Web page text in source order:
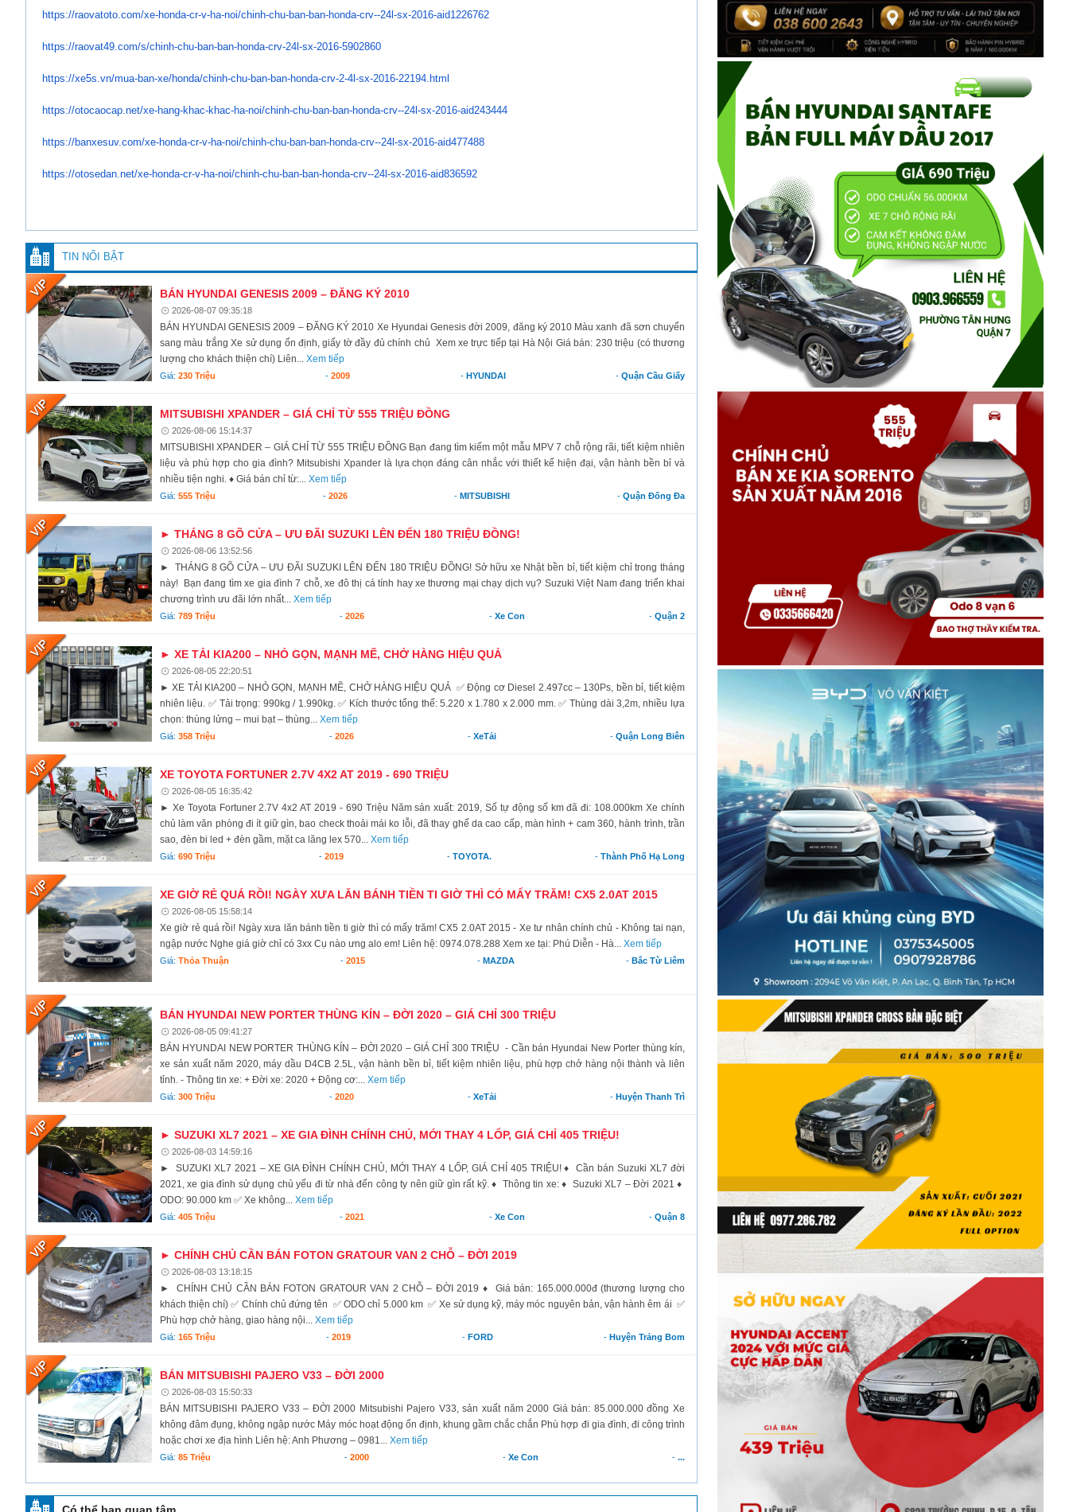
https://raovatoto.com/xe-honda-cr-v-ha-noi/chinh-chu-ban-ban-honda-crv--24l-sx-2016-aid1226762
https://raovat49.com/s/chinh-chu-ban-ban-honda-crv-24l-sx-2016-5902860
https://xe5s.vn/mua-ban-xe/honda/chinh-chu-ban-ban-honda-crv-2-4l-sx-2016-22194.html
https://otocaocap.net/xe-hang-khac-khac-ha-noi/chinh-chu-ban-ban-honda-crv--24l-sx-2016-aid243444
https://banxesuv.com/xe-honda-cr-v-ha-noi/chinh-chu-ban-ban-honda-crv--24l-sx-2016-aid477488
https://otosedan.net/xe-honda-cr-v-ha-noi/chinh-chu-ban-ban-honda-crv--24l-sx-2016-aid836592
TIN NỔI BẬT
BÁN HYUNDAI GENESIS 2009 – ĐĂNG KÝ 2010
2026-08-07 09:35:18
BÁN HYUNDAI GENESIS 2009 – ĐĂNG KÝ 2010 Xe Hyundai Genesis đời 2009, đăng ký 2010 Màu xanh đã sơn chuyển
sang màu trắng Xe sử dụng ổn định, giấy tờ đầy đủ chính chủ Xem xe trực tiếp tại Hà Nội Giá bán: 230 triệu (có thương
lượng cho khách thiện chí) Liên... Xem tiếp
Giá: 230 Triệu -2009 - HYUNDAI - Quận Cầu Giấy
MITSUBISHI XPANDER – GIÁ CHỈ TỪ 555 TRIỆU ĐỒNG
2026-08-06 15:14:37
MITSUBISHI XPANDER – GIÁ CHỈ TỪ 555 TRIỆU ĐỒNG Bạn đang tìm kiếm một mẫu MPV 7 chỗ rộng rãi, tiết kiệm nhiên
liệu và phù hợp cho gia đình? Mitsubishi Xpander là lựa chọn đáng cân nhắc với thiết kế hiện đại, vận hành bền bỉ và
nhiều tiện nghi. ♦ Giá bán chỉ từ:... Xem tiếp
Giá: 555 Triệu - 2026 - MITSUBISHI - Quận Đống Đa
► THÁNG 8 GÕ CỬA – ƯU ĐÃI SUZUKI LÊN ĐẾN 180 TRIỆU ĐỒNG!
2026-08-06 13:52:56
► THÁNG 8 GÕ CỬA – ƯU ĐÃI SUZUKI LÊN ĐẾN 180 TRIỆU ĐỒNG! Sở hữu xe Nhật bền bỉ, tiết kiệm chỉ trong tháng
này! Bạn đang tìm xe gia đình 7 chỗ, xe đô thị cá tính hay xe thương mại chạy dịch vụ? Suzuki Việt Nam đang triển khai
chương trình ưu đãi lớn nhất... Xem tiếp
Giá: 789 Triệu -2026 - Xe Con - Quận 2
► XE TẢI KIA200 – NHỎ GỌN, MẠNH MẼ, CHỞ HÀNG HIỆU QUẢ
2026-08-05 22:20:51
► XE TẢI KIA200 – NHỎ GỌN, MẠNH MẼ, CHỞ HÀNG HIỆU QUẢ ✅ Động cơ Diesel 2.497cc – 130Ps, bền bỉ, tiết kiệm
nhiên liệu. ✅ Tải trọng: 990kg / 1.990kg. ✅ Kích thước tổng thể: 5.220 x 1.780 x 2.000 mm. ✅ Thùng dài 3,2m, nhiều lựa
chọn: thùng lửng – mui bạt – thùng... Xem tiếp
Giá: 358 Triệu - 2026 - XeTải - Quận Long Biên
XE TOYOTA FORTUNER 2.7V 4X2 AT 2019 - 690 TRIỆU
2026-08-05 16:35:42
► Xe Toyota Fortuner 2.7V 4x2 AT 2019 - 690 Triệu Năm sản xuất: 2019, Số tự động số km đã đi: 108.000km Xe chính
chủ làm văn phòng đi ít giữ gìn, bao check thoải mái ko lỗi, đã thay ghế da cao cấp, màn hình + cam 360, hành trình, trần
sao, đèn bi led + đèn gầm, mặt ca lăng lex 570... Xem tiếp
Giá: 690 Triệu - 2019 - TOYOTA. - Thành Phố Hạ Long
XE GIỜ RẺ QUÁ RỒI! NGÀY XƯA LĂN BÁNH TIỀN TI GIỜ THÌ CÓ MẤY TRĂM! CX5 2.0AT 2015
2026-08-05 15:58:14
Xe giờ rẻ quá rồi! Ngày xưa lăn bánh tiền ti giờ thì có mấy trăm! CX5 2.0AT 2015 - Xe tư nhân chính chủ - Không tai nạn,
ngập nước Nghe giá giờ chỉ có 3xx Cụ nào ưng alo em! Liên hệ: 0974.078.288 Xem xe tại: Phú Diễn - Hà... Xem tiếp
Giá: Thỏa Thuận -2015 - MAZDA - Bắc Từ Liêm
BÁN HYUNDAI NEW PORTER THÙNG KÍN – ĐỜI 2020 – GIÁ CHỈ 300 TRIỆU
2026-08-05 09:41:27
BÁN HYUNDAI NEW PORTER THÙNG KÍN – ĐỜI 2020 – GIÁ CHỈ 300 TRIỆU - Cần bán Hyundai New Porter thùng kín,
xe sản xuất năm 2020, máy dầu D4CB 2.5L, vận hành bền bỉ, tiết kiệm nhiên liệu, phù hợp chở hàng nội thành và liên
tỉnh. - Thông tin xe: + Đời xe: 2020 + Động cơ:... Xem tiếp
Giá: 300 Triệu - 2020 - XeTải - Huyện Thanh Trì
► SUZUKI XL7 2021 – XE GIA ĐÌNH CHÍNH CHỦ, MỚI THAY 4 LỐP, GIÁ CHỈ 405 TRIỆU!
2026-08-03 14:59:16
► SUZUKI XL7 2021 – XE GIA ĐÌNH CHÍNH CHỦ, MỚI THAY 4 LỐP, GIÁ CHỈ 405 TRIỆU! ♦ Cần bán Suzuki XL7 đời
2021, xe gia đình sử dụng chủ yếu đi từ nhà đến công ty nên giữ gìn rất kỹ. ♦ Thông tin xe: ♦ Suzuki XL7 – Đời 2021 ♦
ODO: 90.000 km ✅ Xe không... Xem tiếp
Giá: 405 Triệu -2021 - Xe Con - Quận 8
► CHÍNH CHỦ CẦN BÁN FOTON GRATOUR VAN 2 CHỖ – ĐỜI 2019
2026-08-03 13:18:15
► CHÍNH CHỦ CẦN BÁN FOTON GRATOUR VAN 2 CHỖ – ĐỜI 2019 ♦ Giá bán: 165.000.000đ (thương lượng cho
khách thiện chí) ✅ Chính chủ đứng tên ✅ ODO chỉ 5.000 km ✅ Xe sử dụng kỹ, máy móc nguyên bản, vận hành êm ái ✅
Phù hợp chở hàng, giao hàng nội... Xem tiếp
Giá: 165 Triệu -2019 - FORD - Huyện Trảng Bom
BÁN MITSUBISHI PAJERO V33 – ĐỜI 2000
2026-08-03 15:50:33
BÁN MITSUBISHI PAJERO V33 – ĐỜI 2000 Mitsubishi Pajero V33, sản xuất năm 2000 Giá bán: 85.000.000 đồng Xe
không đâm đụng, không ngập nước Máy móc hoạt động ổn định, khung gầm chắc chắn Phù hợp đi gia đình, đi công trình
hoặc chơi xe địa hình Liên hệ: Anh Phương – 0981... Xem tiếp
Giá: 85 Triệu - 2000 - Xe Con - ...